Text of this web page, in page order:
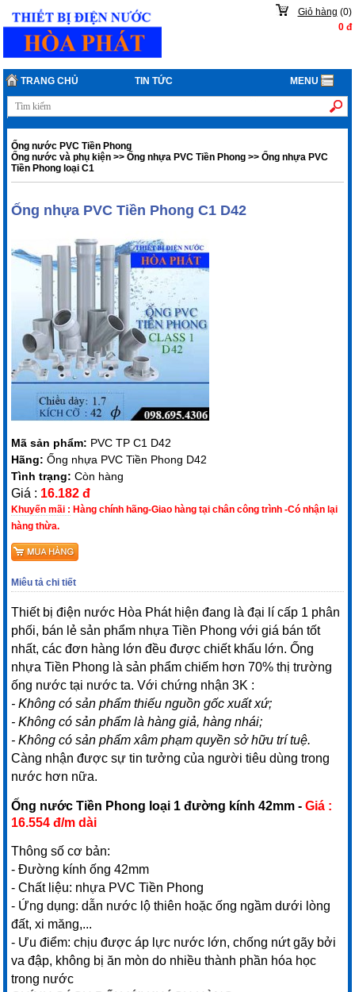
Giỏ hàng (0)
0đ
TRANG CHỦ TIN TỨC MENU
Ống nước PVC Tiền Phong
Ống nước và phụ kiện >>Ống nhựa PVC Tiền Phong >>Ống nhựa PVC
Tiền Phong loại C1
Ống nhựa PVC Tiền Phong C1 D42
Mã sản phẩm: PVC TP C1 D42
Hãng:Ống nhựa PVC Tiền Phong D42
Tình trạng:Còn hàng
Giá : 16.182 đ
Khuyến mãi : Hàng chính hãng-Giao hàng tại chân công trình -Có nhận lại
hàng thừa.
Miêu tả chi tiết
Thiết bị điện nước Hòa Phát hiện đang là đại lí cấp 1 phân
phối, bán lẻ sản phẩm nhựa Tiền Phong với giá bán tốt
nhất, các đơn hàng lớn đều được chiết khấu lớn. Ống
nhựa Tiền Phong là sản phẩm chiếm hơn 70% thị trường
ống nước tại nước ta. Với chứng nhận 3K :
- Không có sản phẩm thiếu nguồn gốc xuất xứ;
- Không có sản phẩm là hàng giả, hàng nhái;
- Không có sản phẩm xâm phạm quyền sở hữu trí tuệ.
Càng nhận được sự tin tưởng của người tiêu dùng trong
nước hơn nữa.
Ống nước Tiền Phong loại 1 đường kính 42mm -Giá :
16.554 đ/m dài
Thông số cơ bản:
- Đường kính ống 42mm
- Chất liệu: nhựa PVC Tiền Phong
- Ứng dụng: dẫn nước lộ thiên hoặc ống ngầm dưới lòng
đất, xi măng,...
- Ưu điểm: chịu được áp lực nước lớn, chống nứt gãy bởi
va đập, không bị ăn mòn do nhiều thành phần hóa học
trong nước